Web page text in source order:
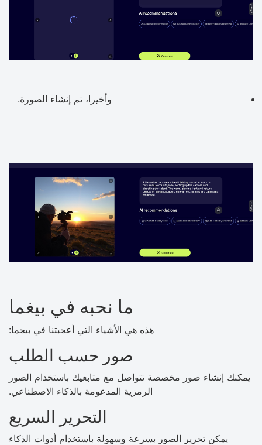
وأخيرا، تم إنشاء الصورة.
ما نحبه في بيغما
هذه هي الأشياء التي أعجبتنا في بيجما:
صور حسب الطلب
يمكنك إنشاء صور مخصصة تتواصل مع متابعيك باستخدام الصور
الرمزية المدعومة بالذكاء الاصطناعي.
التحرير السريع
يمكن تحرير الصور بسرعة وسهولة باستخدام أدوات الذكاء